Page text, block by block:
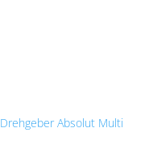
Drehgeber Absolut Multi